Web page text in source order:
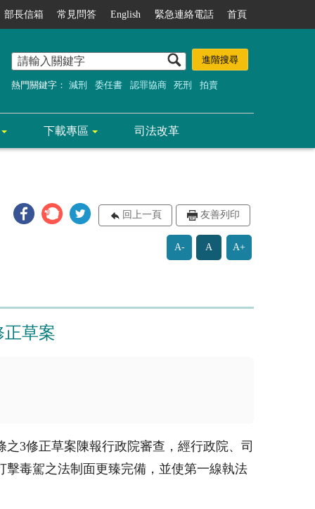
部長信箱 常見問答 English 緊急連絡電話 首頁
熱門關鍵字： 減刑 委任書 認罪協商 死刑 拍賣
下載專區 司法改革
回上一頁 友善列印
A- A A+
正草案
3修正草案陳報行政院審查，經行政院、司
擊毒駕之法制面更臻完備，並使第一線執法